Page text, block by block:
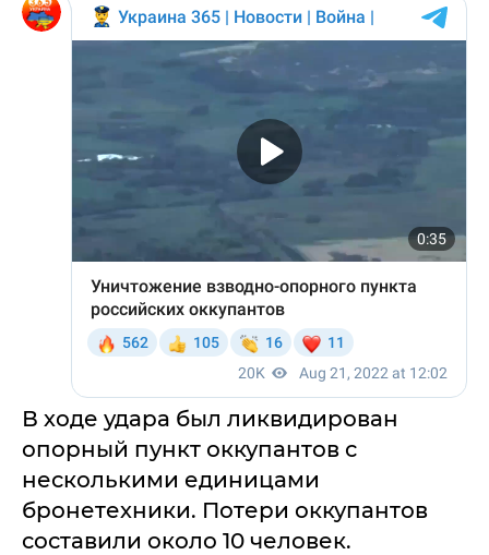
В ходе удара был ликвидирован
опорный пункт оккупантов с
несколькими единицами
бронетехники. Потери оккупантов
составили около 10 человек.